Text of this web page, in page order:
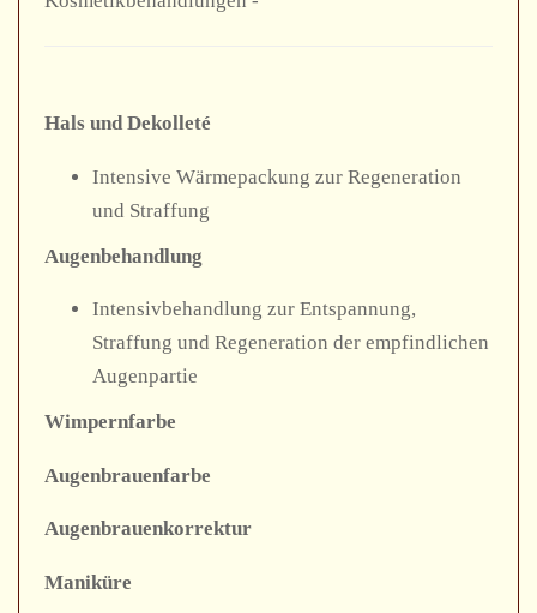
Hals und Dekolleté
Intensive Wärmepackung zur Regeneration
und Straffung
Augenbehandlung
Intensivbehandlung zur Entspannung,
Straffung und Regeneration der empfindlichen
Augenpartie
Wimpernfarbe
Augenbrauenfarbe
Augenbrauenkorrektur
Maniküre